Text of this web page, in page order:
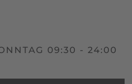
09:30 - 24:00